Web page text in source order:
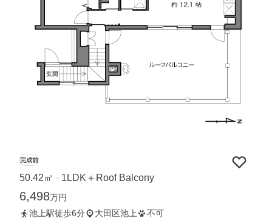
完成前
50.42㎡ ・ 1LDK＋Roof Balcony
6,498万円
池上駅徒歩6分
大田区池上 不可